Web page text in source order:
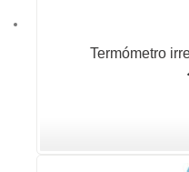
Termómetro